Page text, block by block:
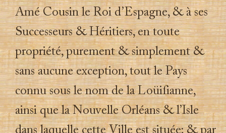
Amé Cousin le Roi d’Espagne, & à ses
Successeurs & Héritiers, en toute
propriété, purement & simplement &
sans aucune exception, tout le Pays
connu sous le nom de la Loüiſianne,
ainsi que la Nouvelle Orléans & l’Isle